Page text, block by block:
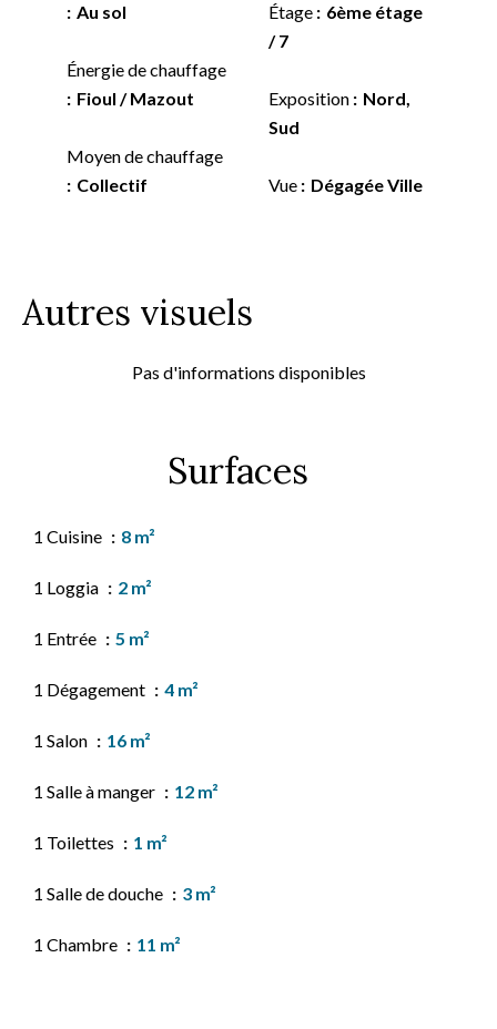
Au sol
Énergie de chauffage
Fioul / Mazout
Moyen de chauffage
Collectif
Étage
6ème étage
/ 7
Exposition
Nord,
Sud
Vue Dégagée Ville
Autres visuels
Pas d'informations disponibles
Surfaces
1 Cuisine 8 m²
1 Loggia 2 m²
1 Entrée 5 m²
1 Dégagement 4 m²
1 Salon 16 m²
1 Salle à manger 12 m²
1 Toilettes 1 m²
1 Salle de douche 3 m²
1 Chambre 11 m²